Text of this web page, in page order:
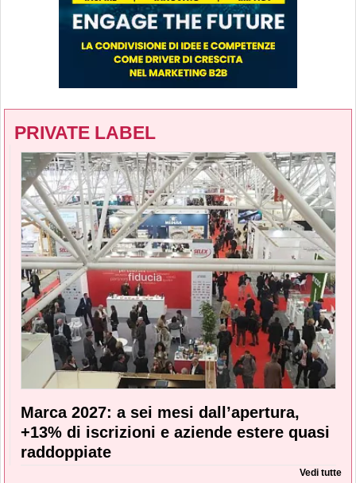
PRIVATE LABEL
Marca 2027: a sei mesi dall’apertura,
+13% di iscrizioni e aziende estere quasi
raddoppiate
Vedi tutte